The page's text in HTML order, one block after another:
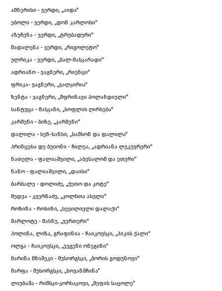
ამნერისი - ვერდი, „აიდა“
ებოლი - ვერდი, „დონ კარლოსი“
აზუჩენა - ვერდი, „ტრუბადური“
მადალენა - ვერდი, „რიგოლეტო“
ულრიკა - ვერდი, „ბალ-მასკარადი“
ადრიანო - ვაგნერი, „რიენცი“
ფრიკა- ვაგნერი, „ვალკირია“
ზენტა - ვაგნერი, „მფრინავი ჰოლანდიელი“
სანტუცა - მასკანი, „სოფლის ღირსება“
კარმენი - ბიზე, „კარმენი“
დალილა - სენ-სანსი, „სამსონ და დალილა“
პრინცესა დე ბუიონი - ჩილეა, „ადრიანა ლეკუვრერი“
ნათელა - ფალიაშვილი, „აბესალომ და ეთერი“
ნანო - ფალიაშვილი, „დაისი“
ბარბალე - დოლიძე, „ქეთო და კოტე“
მედეა - კვერნაძე, „კოლხთა ასული“
როზინა - როსინი, „სევილიელი დალაქი“
შარლოტე - მასნე, „ვერთერი“
პოლინა, ლიზა, გრაფინია - ჩაიკოვსკი, „პიკის ქალი“
ოლგა - ჩაიკოვსკი, „ევგენი ონეგინი“
მარინა მნიშეკი - მუსორგსკი, „ბორის გოდუნოვი“
მარფა - მუსორგსკი, „ხოვანშჩინა“
ლიუბაშა - რიმსკი-კორსაკოვი, „მეფის საცოლე“